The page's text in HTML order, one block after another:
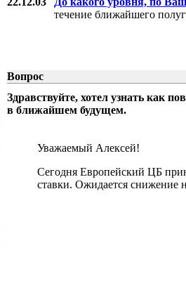
течение ближайшего
Вопрос
Здравствуйте, хотел узнать как
в ближайшем будущем.
Уважаемый Алексей!
Сегодня Европейский ЦБ
ставки. Ожидается снижение